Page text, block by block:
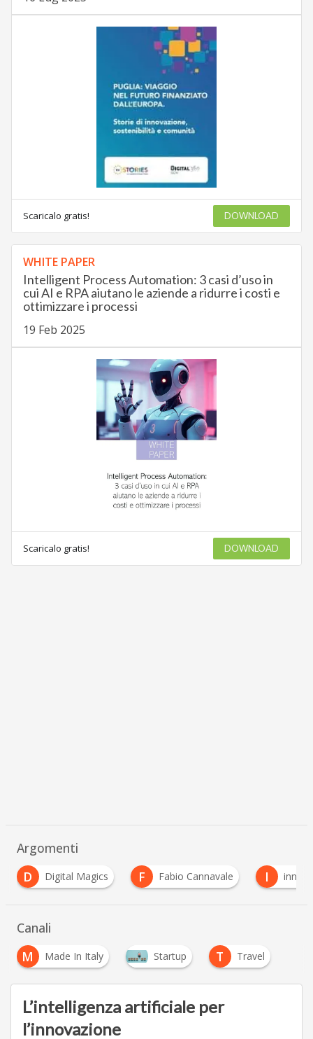
Scaricalo gratis! DOWNLOAD
WHITE PAPER
Intelligent Process Automation: 3 casi d’uso in
cui AI e RPA aiutano le aziende a ridurre i costi e
ottimizzare i processi
19 Feb 2025
Scaricalo gratis! DOWNLOAD
Argomenti
F
Fabio Cannavale I innovazione M
Canali
M
Made In Italy Startup T Travel
L’intelligenza artificiale per
l’innovazione